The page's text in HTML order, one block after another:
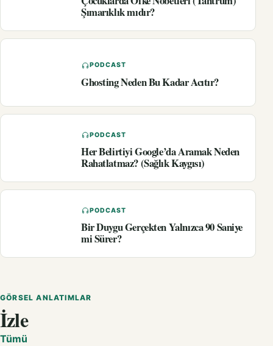
Şımarıklık mıdır?
PODCAST
Ghosting Neden Bu Kadar Acıtır?
PODCAST
Her Belirtiyi Google’da Aramak Neden
Rahatlatmaz? (Sağlık Kaygısı)
PODCAST
Bir Duygu Gerçekten Yalnızca 90 Saniye
mi Sürer?
GÖRSEL ANLATIMLAR
İzle
Tümü